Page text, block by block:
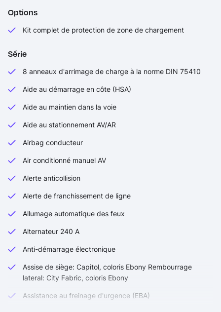
Options
Kit complet de protection de zone de chargement
Série
8 anneaux d'arrimage de charge à la norme DIN 75410
Aide au démarrage en côte (HSA)
Aide au maintien dans la voie
Aide au stationnement AV/AR
Airbag conducteur
Air conditionné manuel AV
Alerte anticollision
Alerte de franchissement de ligne
Allumage automatique des feux
Alternateur 240 A
Anti-démarrage électronique
Assise de siège: Capitol, coloris Ebony Rembourrage
lateral: City Fabric, coloris Ebony
Assistance au freinage d'urgence (EBA)